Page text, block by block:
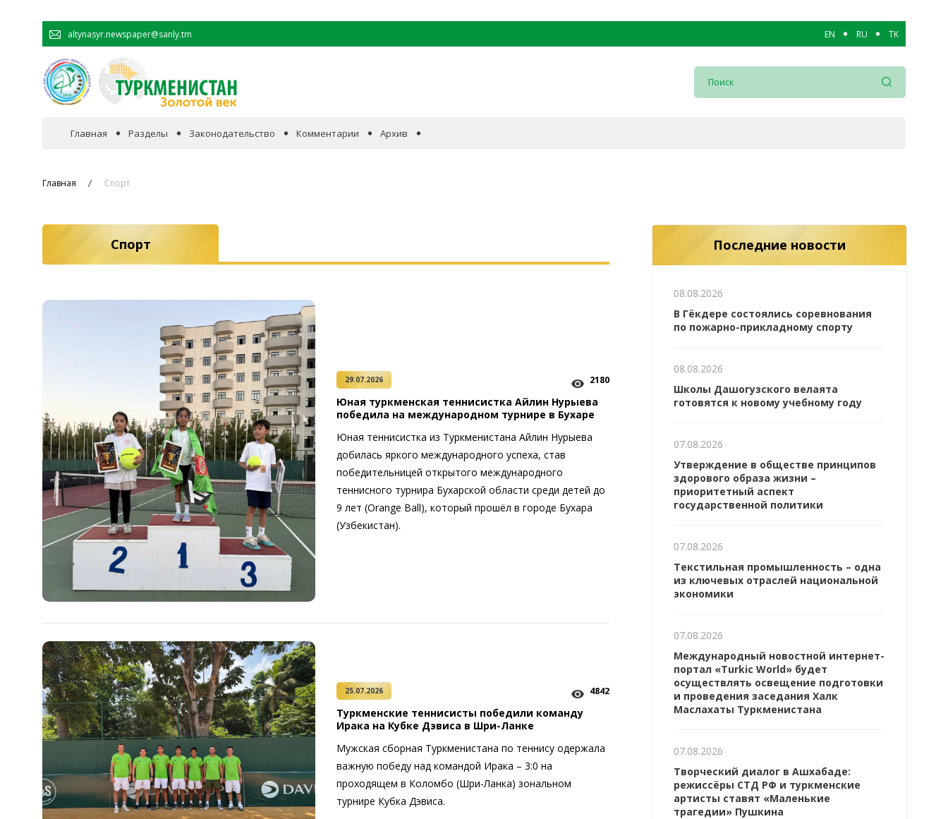
altynasyr.newspaper@sanly.tm EN RU TK
Главная Разделы
Общество
Культура
Наука
Спорт
Законодательство Комментарии Архив
Главная Спорт
Спорт
29.07.2026 2180
Юная туркменская теннисистка Айлин Нурыева
победила на международном турнире в Бухаре
Юная теннисистка из Туркменистана Айлин Нурыева
добилась яркого международного успеха, став
победительницей открытого международного
теннисного турнира Бухарской области среди детей до
9 лет (Orange Ball), который прошёл в городе Бухара
(Узбекистан).
25.07.2026 4842
Туркменские теннисисты победили команду
Ирака на Кубке Дэвиса в Шри-Ланке
Мужская сборная Туркменистана по теннису одержала
важную победу над командой Ирака – 3:0 на
проходящем в Коломбо (Шри-Ланка) зональном
турнире Кубка Дэвиса.
Последние новости
08.08.2026
В Гёкдере состоялись соревнования
по пожарно-прикладному спорту
08.08.2026
Школы Дашогузского велаята
готовятся к новому учебному году
07.08.2026
Утверждение в обществе принципов
здорового образа жизни –
приоритетный аспект
государственной политики
07.08.2026
Текстильная промышленность – одна
из ключевых отраслей национальной
экономики
07.08.2026
Международный новостной интернет-
портал «Turkic World» будет
осуществлять освещение подготовки
и проведения заседания Халк
Маслахаты Туркменистана
07.08.2026
Творческий диалог в Ашхабаде:
режиссёры СТД РФ и туркменские
артисты ставят «Маленькие
трагедии» Пушкина